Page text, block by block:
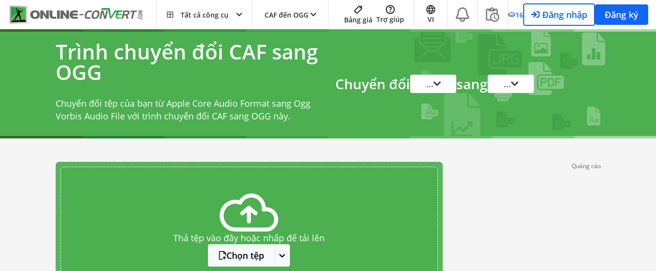
Tất cả công cụ CAF đến OGG
Bảng giá Trợ giúp VI 16 Đăng nhập Đăng ký
Trình chuyển đổi CAF sang
OGG
Chuyển đổi tệp của bạn từ Apple Core Audio Format sang Ogg
Vorbis Audio File với trình chuyển đổi CAF sang OGG này.
Chuyển đổi ... sang ...
Thả tệp vào đây hoặc nhấp để tải lên
Chọn tệp
Quảng cáo